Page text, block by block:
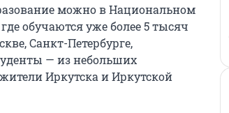
можно в Национальном
обучаются уже более 5 тысяч
Санкт-Петербурге,
— из небольших
Иркутска и Иркутской